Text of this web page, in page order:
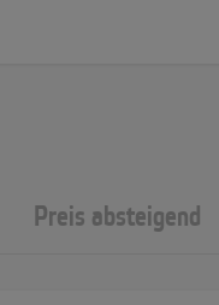
Preis absteigend